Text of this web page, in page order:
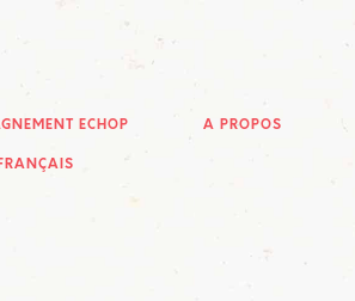
ECHOP A PROPOS